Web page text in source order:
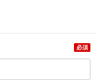
必須